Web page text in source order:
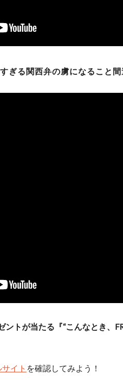
ぎる関西弁の虜になること間
ントが当たる『“こんなとき、
イト を確認してみよう！